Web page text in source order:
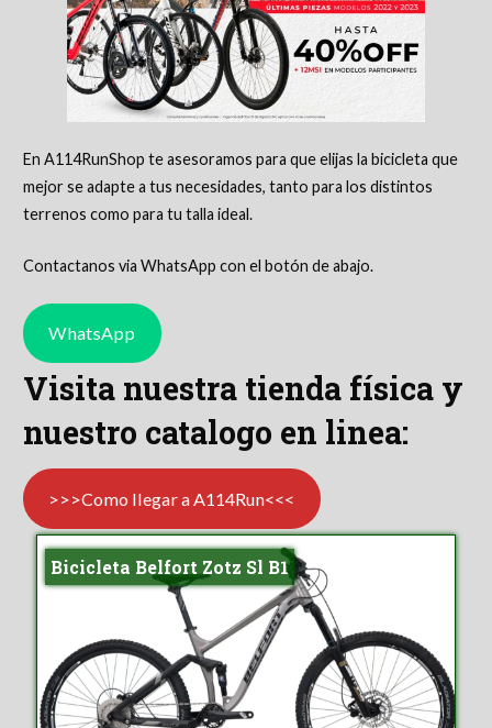
En A114RunShop te asesoramos para que elijas la bicicleta que
mejor se adapte a tus necesidades, tanto para los distintos
terrenos como para tu talla ideal.
Contactanos via WhatsApp con el botón de abajo.
WhatsApp
Visita nuestra tienda física y
nuestro catalogo en linea:
>>>Como llegar a A114Run<<<
Bicicleta Belfort Zotz Sl B1